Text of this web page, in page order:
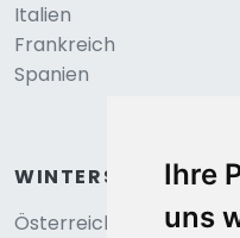
Ihre
uns
Italien
Frankreich
Spanien
WINTERSPORT
Österreich